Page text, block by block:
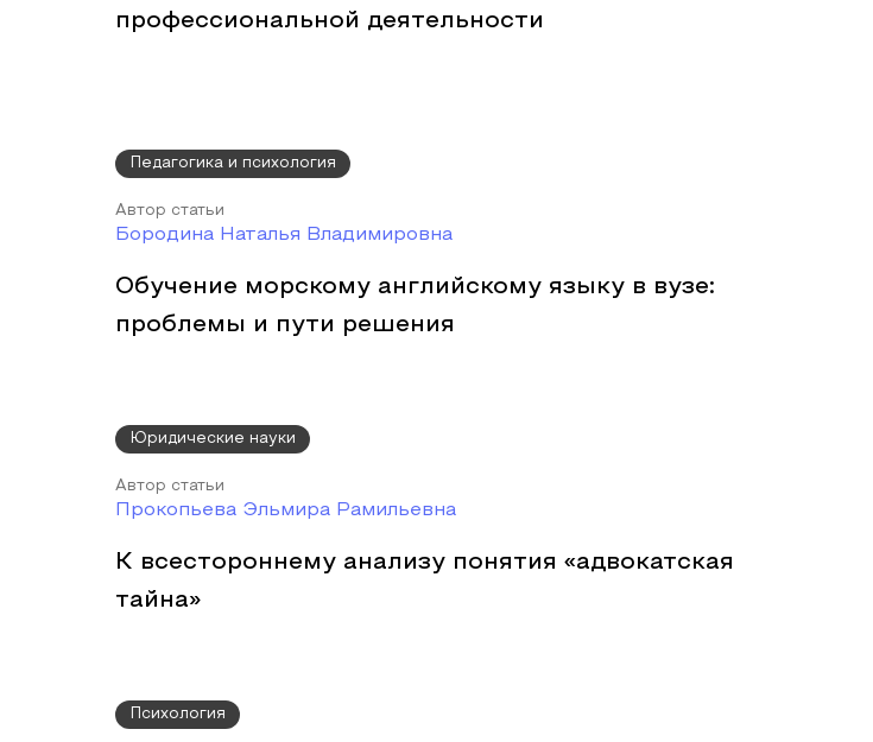
профессиональной деятельности
Педагогика и психология
Автор статьи
Бородина Наталья Владимировна
Обучение морскому английскому языку в вузе:
проблемы и пути решения
Юридические науки
Автор статьи
Прокопьева Эльмира Рамильевна
К всестороннему анализу понятия «адвокатская
тайна»
Психология